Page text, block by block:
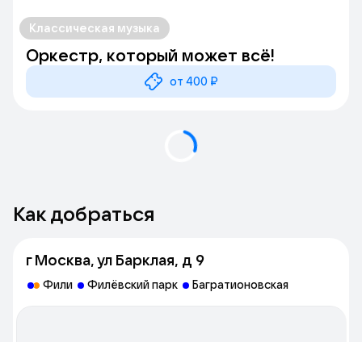
Классическая музыка
Оркестр, который может всё!
от 400 ₽
Как добраться
г Москва, ул Барклая, д 9
Фили Филёвский парк Багратионовская